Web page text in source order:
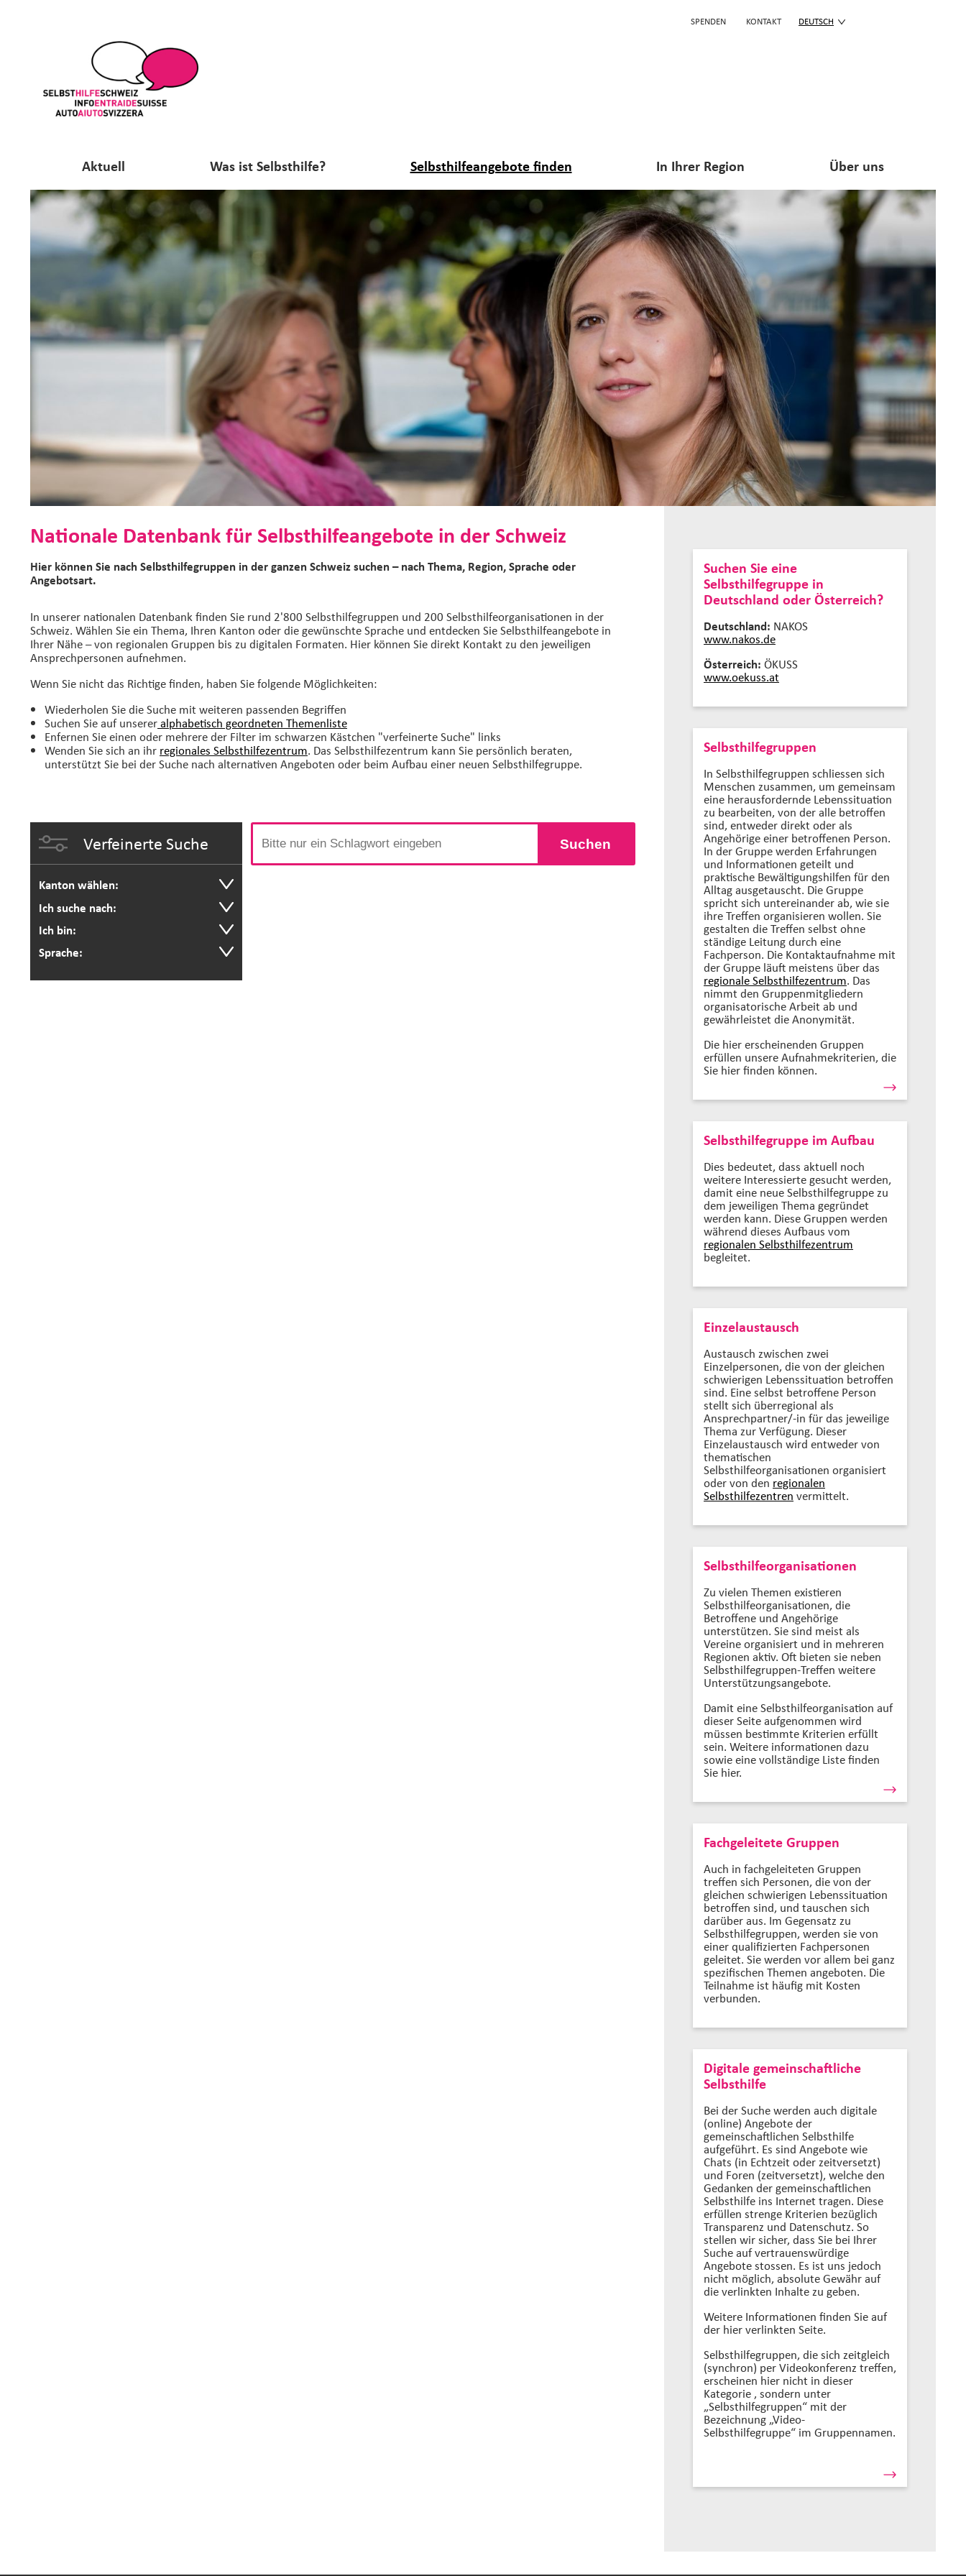
SPENDEN KONTAKT DEUTSCH
Aktuell Was ist Selbsthilfe? Selbsthilfeangebote finden In Ihrer Region Über uns
Nationale Datenbank für Selbsthilfeangebote in der Schweiz
Hier können Sie nach Selbsthilfegruppen in der ganzen Schweiz suchen – nach Thema, Region, Sprache oder
Angebotsart.
In unserer nationalen Datenbank finden Sie rund 2'800 Selbsthilfegruppen und 200 Selbsthilfeorganisationen in der
Schweiz. Wählen Sie ein Thema, Ihren Kanton oder die gewünschte Sprache und entdecken Sie Selbsthilfeangebote in
Ihrer Nähe – von regionalen Gruppen bis zu digitalen Formaten. Hier können Sie direkt Kontakt zu den jeweiligen
Ansprechpersonen aufnehmen.
Wenn Sie nicht das Richtige finden, haben Sie folgende Möglichkeiten:
Wiederholen Sie die Suche mit weiteren passenden Begriffen
Suchen Sie auf unsereralphabetisch geordneten Themenliste
Enfernen Sie einen oder mehrere der Filter im schwarzen Kästchen "verfeinerte Suche" links
Wenden Sie sich an ihr regionales Selbsthilfezentrum. Das Selbsthilfezentrum kann Sie persönlich beraten,
unterstützt Sie bei der Suche nach alternativen Angeboten oder beim Aufbau einer neuen Selbsthilfegruppe.
Verfeinerte Suche
Kanton wählen:
Ich suche nach:
Ich bin:
Sprache:
Suchen
Suchen Sie eine
Selbsthilfegruppe in
Deutschland oder Österreich?
Deutschland: NAKOS
www.nakos.de
Österreich: ÖKUSS
www.oekuss.at
Selbsthilfegruppen
In Selbsthilfegruppen schliessen sich
Menschen zusammen, um gemeinsam
eine herausfordernde Lebenssituation
zu bearbeiten, von der alle betroffen
sind, entweder direkt oder als
Angehörige einer betroffenen Person.
In der Gruppe werden Erfahrungen
und Informationen geteilt und
praktische Bewältigungshilfen für den
Alltag ausgetauscht. Die Gruppe
spricht sich untereinander ab, wie sie
ihre Treffen organisieren wollen. Sie
gestalten die Treffen selbst ohne
ständige Leitung durch eine
Fachperson. Die Kontaktaufnahme mit
der Gruppe läuft meistens über das
regionale Selbsthilfezentrum. Das
nimmt den Gruppenmitgliedern
organisatorische Arbeit ab und
gewährleistet die Anonymität.
Die hier erscheinenden Gruppen
erfüllen unsere Aufnahmekriterien, die
Sie hier finden können.
Selbsthilfegruppe im Aufbau
Dies bedeutet, dass aktuell noch
weitere Interessierte gesucht werden,
damit eine neue Selbsthilfegruppe zu
dem jeweiligen Thema gegründet
werden kann. Diese Gruppen werden
während dieses Aufbaus vom
regionalen Selbsthilfezentrum
begleitet.
Einzelaustausch
Austausch zwischen zwei
Einzelpersonen, die von der gleichen
schwierigen Lebenssituation betroffen
sind. Eine selbst betroffene Person
stellt sich überregional als
Ansprechpartner/-in für das jeweilige
Thema zur Verfügung. Dieser
Einzelaustausch wird entweder von
thematischen
Selbsthilfeorganisationen organisiert
oder von den regionalen
Selbsthilfezentren vermittelt.
Selbsthilfeorganisationen
Zu vielen Themen existieren
Selbsthilfeorganisationen, die
Betroffene und Angehörige
unterstützen. Sie sind meist als
Vereine organisiert und in mehreren
Regionen aktiv. Oft bieten sie neben
Selbsthilfegruppen-Treffen weitere
Unterstützungsangebote.
Damit eine Selbsthilfeorganisation auf
dieser Seite aufgenommen wird
müssen bestimmte Kriterien erfüllt
sein. Weitere informationen dazu
sowie eine vollständige Liste finden
Sie hier.
Fachgeleitete Gruppen
Auch in fachgeleiteten Gruppen
treffen sich Personen, die von der
gleichen schwierigen Lebenssituation
betroffen sind, und tauschen sich
darüber aus. Im Gegensatz zu
Selbsthilfegruppen, werden sie von
einer qualifizierten Fachpersonen
geleitet. Sie werden vor allem bei ganz
spezifischen Themen angeboten. Die
Teilnahme ist häufig mit Kosten
verbunden.
Digitale gemeinschaftliche
Selbsthilfe
Bei der Suche werden auch digitale
(online) Angebote der
gemeinschaftlichen Selbsthilfe
aufgeführt. Es sind Angebote wie
Chats (in Echtzeit oder zeitversetzt)
und Foren (zeitversetzt), welche den
Gedanken der gemeinschaftlichen
Selbsthilfe ins Internet tragen. Diese
erfüllen strenge Kriterien bezüglich
Transparenz und Datenschutz. So
stellen wir sicher, dass Sie bei Ihrer
Suche auf vertrauenswürdige
Angebote stossen. Es ist uns jedoch
nicht möglich, absolute Gewähr auf
die verlinkten Inhalte zu geben.
Weitere Informationen finden Sie auf
der hier verlinkten Seite.
Selbsthilfegruppen, die sich zeitgleich
(synchron) per Videokonferenz treffen,
erscheinen hier nicht in dieser
Kategorie , sondern unter
„Selbsthilfegruppen“ mit der
Bezeichnung „Video-
Selbsthilfegruppe“ im Gruppennamen.